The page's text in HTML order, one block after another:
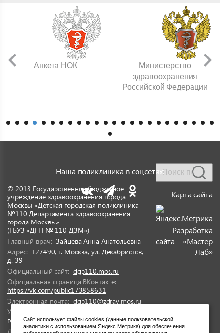
Сайт использует файлы cookies (данные пользовательской
аналитики с использованием Яндекс Метрика) для обеспечения
Анкета НОК
Министерство
здравоохранения
Российской Федерации
© 2018 Государственное бюджетное
учреждение здравоохранения города
Москвы «Детская городская поликлиника
№110 Департамента здравоохранения
города Москвы»
(ГБУЗ «ДГП № 110 ДЗМ»)
Главный врач: Зайцева Анна Анатольевна
Адрес: 127490, г. Москва, ул. Декабристов,
д. 39
Официальный сайт: dgp110.mos.ru
Официальная страница ВКонтакте:
https://vk.com/public173858631
Электронная почта: dgp110@zdrav.mos.ru
Учредитель:
города Москвы
Дата государственной регистрации: 25
Наша поликлиника в соцсетях:
Карта сайта
Разработка
сайта – «Мастер
Лаб»